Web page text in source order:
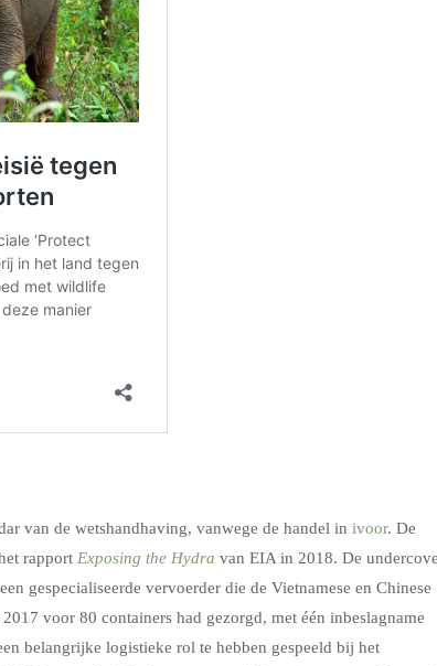
van de wetshandhaving, vanwege de handel in ivoor. De
rapport Exposing the Hydra van EIA in 2018. De
gespecialiseerde vervoerder die de Vietnamese en Chinese
voor 80 containers had gezorgd, met één inbeslagname
belangrijke logistieke rol te hebben gespeeld bij het